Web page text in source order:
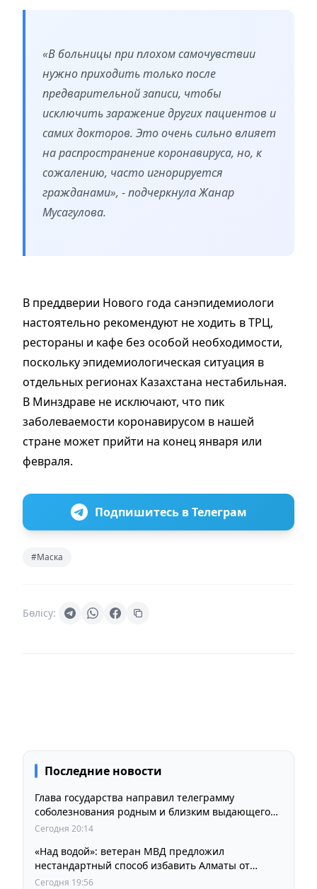
«В больницы при плохом самочувствии
нужно приходить только после
предварительной записи, чтобы
исключить заражение других пациентов и
самих докторов. Это очень сильно влияет
на распространение коронавируса, но, к
сожалению, часто игнорируется
гражданами», - подчеркнула Жанар
Мусагулова.
В преддверии Нового года санэпидемиологи
настоятельно рекомендуют не ходить в ТРЦ,
рестораны и кафе без особой необходимости,
поскольку эпидемиологическая ситуация в
отдельных регионах Казахстана нестабильная.
В Минздраве не исключают, что пик
заболеваемости коронавирусом в нашей
стране может прийти на конец января или
февраля.
Подпишитесь в Телеграм
#Маска
Бөлісу:
Последние новости
Глава государства направил телеграмму
соболезнования родным и близким выдающегося
кинорежиссера Ардака Амиркулова
Сегодня 20:14
«Над водой»: ветеран МВД предложил
нестандартный способ избавить Алматы от
пробок и смога
Сегодня 19:56